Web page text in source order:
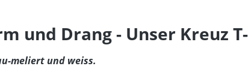
und Drang - Unser Kreuz
meliert und weiss.